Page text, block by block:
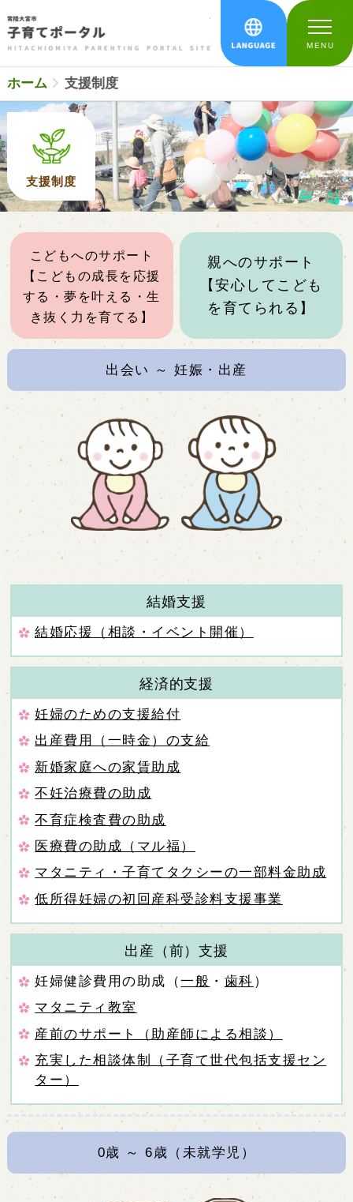
常陸大宮市 子育
MENU
ホーム 支援制度
支援制度
こどもへのサポート
【こどもの成長を応援
する・夢を叶える・生
き抜く力を育てる】
親へのサポート
【安心してこども
を育てられる】
出会い ～妊娠・出産
結婚支援
結婚応援（相談・イベント開催）
経済的支援
妊婦のための支援給付
出産費用（一時金）の支給
新婚家庭への家賃助成
不妊治療費の助成
不育症検査費の助成
医療費の助成（マル福）
マタニティ・子育てタクシーの一部料金助成
低所得妊婦の初回産科受診料支援事業
出産（前）支援
妊婦健診費用の助成（一般 ・ 歯科 ）
マタニティ教室
産前のサポート（助産師による相談）
充実した相談体制（子育て世代包括支援セン
ター）
0歳 ～6歳（未就学児）